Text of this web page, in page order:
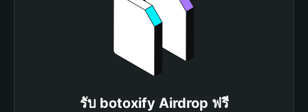
รับ botoxify Airdrop ฟรี